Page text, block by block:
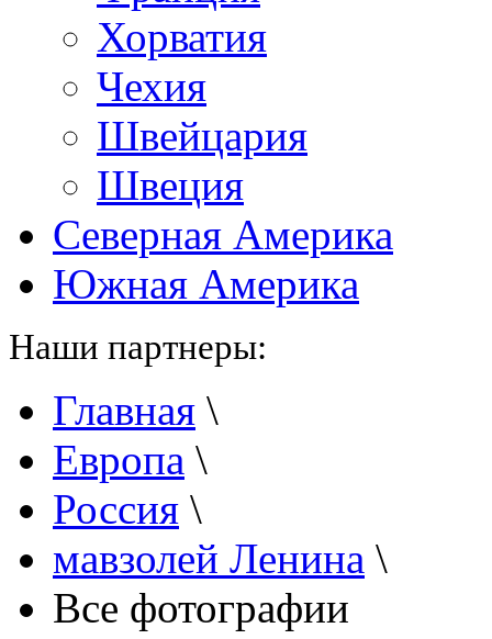
Хорватия
Чехия
Швейцария
Швеция
Северная Америка
Южная Америка
Наши партнеры:
Главная \
Европа \
Россия \
мавзолей Ленина \
Все фотографии